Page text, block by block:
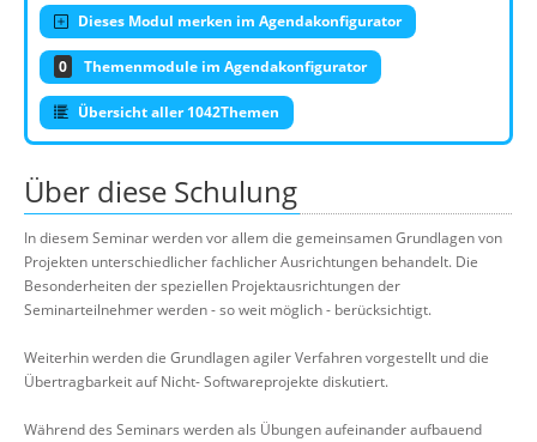
Dieses Modul merken im Agendakonfigurator
0 Themenmodule im Agendakonfigurator
Übersicht aller 1042Themen
Über diese Schulung
In diesem Seminar werden vor allem die gemeinsamen Grundlagen von
Projekten unterschiedlicher fachlicher Ausrichtungen behandelt. Die
Besonderheiten der speziellen Projektausrichtungen der
Seminarteilnehmer werden - so weit möglich - berücksichtigt.
Weiterhin werden die Grundlagen agiler Verfahren vorgestellt und die
Übertragbarkeit auf Nicht- Softwareprojekte diskutiert.
Während des Seminars werden als Übungen aufeinander aufbauend